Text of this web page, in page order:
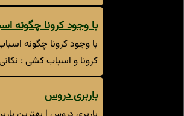
با وجود کرونا چگونه
با وجود کرونا چگونه
کرونا و اسباب کشی :
باربری دروس